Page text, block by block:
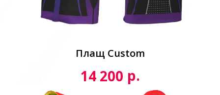
Плащ Custom
14 200 р.